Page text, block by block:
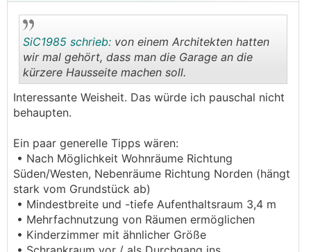
..
SiC1985 schrieb: von einem Architekten hatten
wir mal gehört, dass man die Garage an die
kürzere Hausseite machen soll.
Interessante Weisheit. Das würde ich pauschal nicht
behaupten.
Ein paar generelle Tipps wären:
• Nach Möglichkeit Wohnräume Richtung
Süden/Westen, Nebenräume Richtung Norden (hängt
stark vom Grundstück ab)
• Mindestbreite und -tiefe Aufenthaltsraum 3,4 m
• Mehrfachnutzung von Räumen ermöglichen
• Kinderzimmer mit ähnlicher Größe